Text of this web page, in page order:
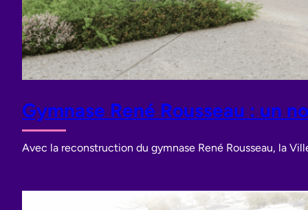
Gymnase René Rousseau : un
Avec la reconstruction du gymnase René Rousseau, la